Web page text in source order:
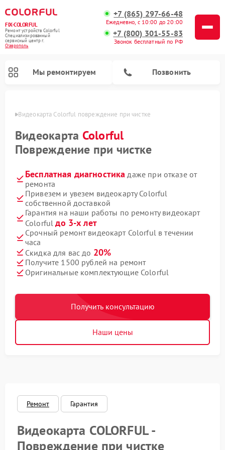
FIX-COLORFUL
Ремонт устройств Colorful
Специализированный
cервисный центр г.
Ставрополь
+7 (865) 297-66-48
Ежедневно, с 10:00 до 20:00
+7 (800) 301-55-83
Звонок бесплатный по РФ
Мы ремонтируем Позвонить
Видеокарта Colorful повреждение при чистке
Видеокарта Colorful
Повреждение при чистке
Бесплатная диагностика даже при отказе от
ремонта
Привезем и увезем видеокарту Colorful
собственной доставкой
Гарантия на наши работы по ремонту видеокарт
Colorfulдо 3-х лет
Срочный ремонт видеокарт Colorful в течении
часа
Скидка для вас до 20%
Получите 1500 рублей на ремонт
Оригинальные комплектующие Colorful
Получить консультацию
Наши цены
Ремонт Гарантия
Видеокарта COLORFUL -
Повреждение при чистке